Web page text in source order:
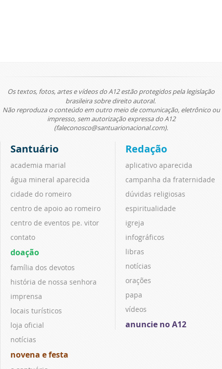
Os textos, fotos, artes e vídeos do A12 estão protegidos pela legislação
brasileira sobre direito autoral.
Não reproduza o conteúdo em outro meio de comunicação, eletrônico ou
impresso, sem autorização expressa do A12
(faleconosco@santuarionacional.com).
Santuário
academia marial
água mineral aparecida
cidade do romeiro
centro de apoio ao romeiro
centro de eventos pe. vitor
contato
doação
família dos devotos
história de nossa senhora
imprensa
locais turísticos
loja oficial
notícias
novena e festa
Redação
aplicativo aparecida
campanha da fraternidade
dúvidas religiosas
espiritualidade
igreja
infográficos
libras
notícias
orações
papa
vídeos
anuncie no A12